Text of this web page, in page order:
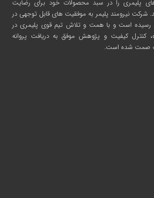
پلیمری را در سبد محصولات خود برای رضایت
شرکت نیرومند پلیمر به موفقیت های قابل توجهی در
رسیده است و با همت و تلاش تیم قوی پلیمری در
کنترل کیفیت و پژوهش موفق به دریافت پروانه
صمت شده است.